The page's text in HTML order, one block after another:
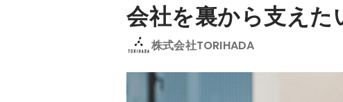
会社を裏から支え
株式会社TORIHADA